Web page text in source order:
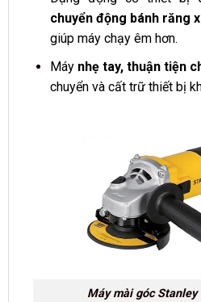
chuyển động bánh răng
giúp máy chạy êm hơn.
Máy nhẹ tay, thuận tiện
chuyển và cất trữ thiết bị
Máy mài góc Stanley